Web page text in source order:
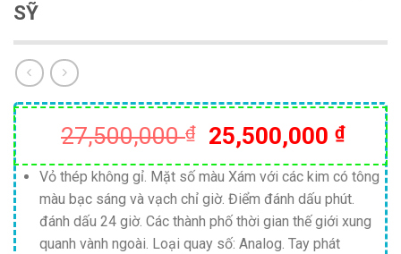
SỸ
27,500,000₫
Giá
gốc
là:
27,500,000 ₫.
25,500,000 ₫Giá
hiện
tại
là:
Vỏ thép không gỉ. Mặt số màu Xám với các kim có tông
màu bạc sáng và vạch chỉ giờ. Điểm đánh dấu phút.
đánh dấu 24 giờ. Các thành phố thời gian thế giới xung
quanh vành ngoài. Loại quay số: Analog. Tay phát